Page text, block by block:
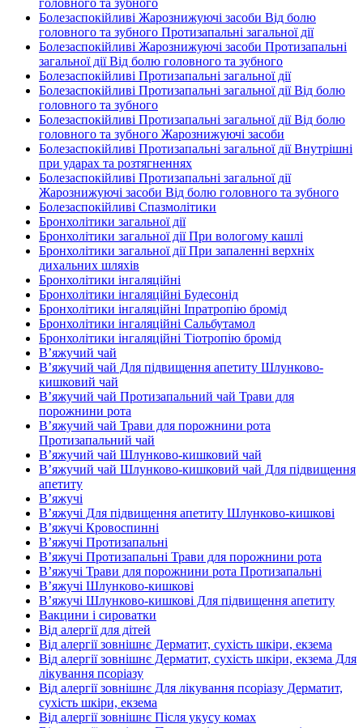
Болезаспокійливі Жарознижуючі засоби Від болю
головного та зубного Протизапальні загальної дії
Болезаспокійливі Жарознижуючі засоби Протизапальні
загальної дії Від болю головного та зубного
Болезаспокійливі Протизапальні загальної дії
Болезаспокійливі Протизапальні загальної дії Від болю
головного та зубного
Болезаспокійливі Протизапальні загальної дії Від болю
головного та зубного Жарознижуючі засоби
Болезаспокійливі Протизапальні загальної дії Внутрішні
при ударах та розтягненнях
Болезаспокійливі Протизапальні загальної дії
Жарознижуючі засоби Від болю головного та зубного
Болезаспокійливі Спазмолітики
Бронхолітики загальної дії
Бронхолітики загальної дії При вологому кашлі
Бронхолітики загальної дії При запаленні верхніх
дихальних шляхів
Бронхолітики інгаляційні
Бронхолітики інгаляційні Будесонід
Бронхолітики інгаляційні Іпратропію бромід
Бронхолітики інгаляційні Сальбутамол
Бронхолітики інгаляційні Тіотропію бромід
В’яжучий чай
В’яжучий чай Для підвищення апетиту Шлунково-
кишковий чай
В’яжучий чай Протизапальний чай Трави для
порожнини рота
В’яжучий чай Трави для порожнини рота
Протизапальний чай
В’яжучий чай Шлунково-кишковий чай
В’яжучий чай Шлунково-кишковий чай Для підвищення
апетиту
В’яжучі
В’яжучі Для підвищення апетиту Шлунково-кишкові
В’яжучі Кровоспинні
В’яжучі Протизапальні
В’яжучі Протизапальні Трави для порожнини рота
В’яжучі Трави для порожнини рота Протизапальні
В’яжучі Шлунково-кишкові
В’яжучі Шлунково-кишкові Для підвищення апетиту
Вакцини і сироватки
Від алергії для дітей
Від алергії зовнішнє Дерматит, сухість шкіри, екзема
Від алергії зовнішнє Дерматит, сухість шкіри, екзема Для
лікування псоріазу
Від алергії зовнішнє Для лікування псоріазу Дерматит,
сухість шкіри, екзема
Від алергії зовнішнє Після укусу комах